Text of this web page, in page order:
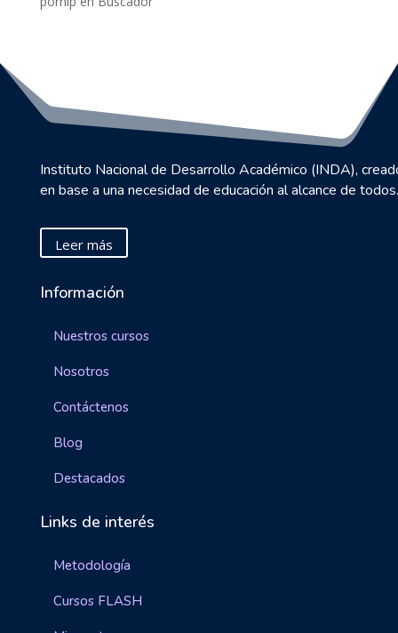
Instituto Nacional de Desarrollo Académico (INDA),
en base a una necesidad de educación al alcance de todos.
Leer más
Información
Nuestros cursos
Nosotros
Contáctenos
Blog
Destacados
Links de interés
Metodología
Cursos FLASH